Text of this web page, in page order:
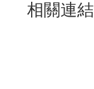
相關連結